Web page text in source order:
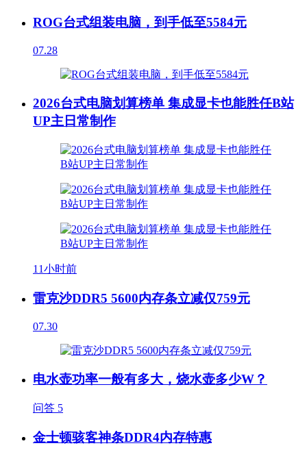
ROG台式组装电脑，到手低至5584元
07.28
2026台式电脑划算榜单 集成显卡也能胜任B站
UP主日常制作
11小时前
雷克沙DDR5 5600内存条立减仅759元
07.30
电水壶功率一般有多大，烧水壶多少W？
问答 5
金士顿骇客神条DDR4内存特惠